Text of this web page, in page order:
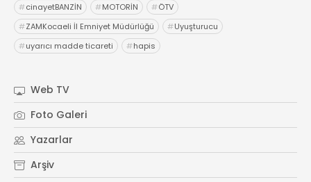
#cinayetBANZİN #MOTORİN #ÖTV
#ZAMKocaeli İl Emniyet Müdürlüğü #Uyuşturucu
#uyarıcı madde ticareti #hapis
Web TV
Foto Galeri
Yazarlar
Arşiv
Yahya Kaptan Mahallesi
Akkavaklar Caddesi No:17/4 İzmit-
KOCAELİ